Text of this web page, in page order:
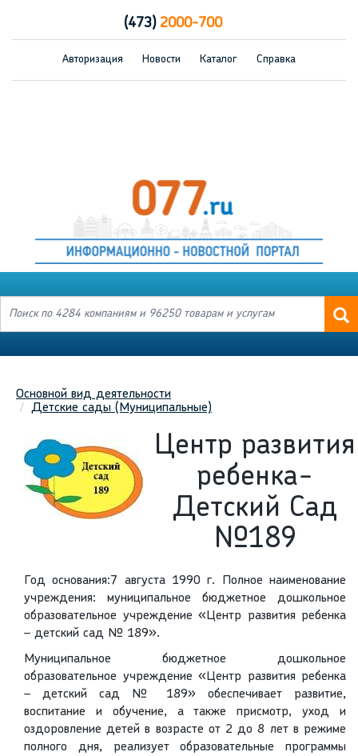
(473)2000-700
Авторизация Новости Каталог Справка
Основной вид деятельности
Детские сады (Муниципальные)
Центр развития
ребенка-
Детский Сад
№189
Год основания:7 августа 1990 г. Полное наименование
учреждения: муниципальное бюджетное дошкольное
образовательное учреждение «Центр развития ребенка
– детский сад № 189».
Муниципальное бюджетное дошкольное
образовательное учреждение «Центр развития ребенка
– детский сад № 189» обеспечивает развитие,
воспитание и обучение, а также присмотр, уход и
оздоровление детей в возрасте от 2 до 8 лет в режиме
полного дня, реализует образовательные программы